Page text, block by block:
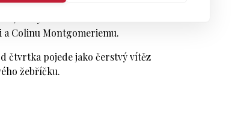
který dokázal BMW
Colinu Montgomeriemu.
čtvrtka pojede jako čerstvý vítěz
žebříčku.